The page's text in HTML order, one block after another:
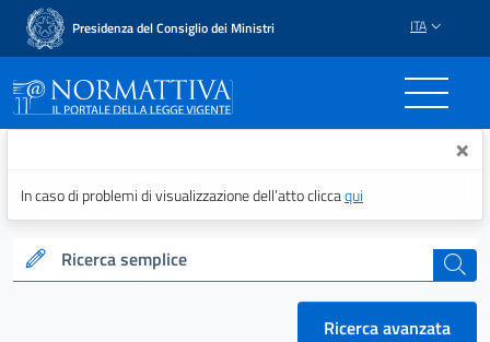
Presidenza del Consiglio dei Ministri ITA
Normattiva - Il portale ×
In caso di problemi di visualizzazione dell’atto cliccaqui
Ricerca semplice cerca
Ricerca avanzata